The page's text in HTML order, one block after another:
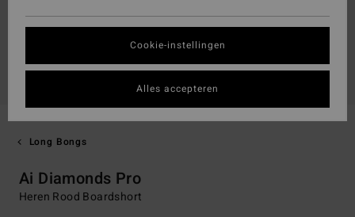
Long Bongs
Ai Diamonds Pro
Heren Rood Boardshort
Cookie-instellingen
Alles accepteren